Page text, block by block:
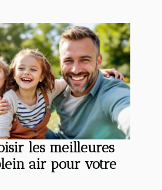
les meilleures
air pour votre